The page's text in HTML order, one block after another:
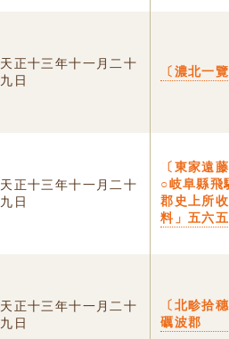
天正十三年十一月二十
九日
〔濃北一
天正十三年十一月二十
九日
〔東家遠
○岐阜縣飛
郡史上所
料」五六
天正十三年十一月二十
九日
〔北畛拾
礪波郡